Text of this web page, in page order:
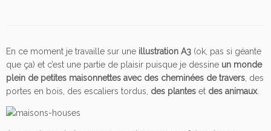
En ce moment je travaille sur une illustration A3 (ok, pas si géante
que ça) et c’est une partie de plaisir puisque je dessine un monde
plein de petites maisonnettes avec des cheminées de travers , des
portes en bois, des escaliers tordus, des plantes et des animaux.